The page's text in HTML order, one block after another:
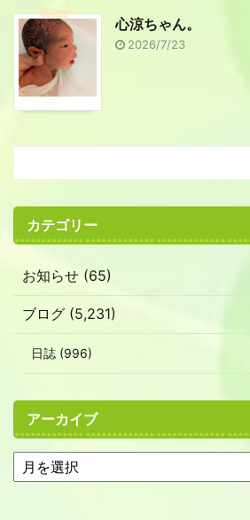
心涼ちゃん。
2026/7/23
カテゴリー
お知らせ (65)
ブログ (5,231)
日誌 (996)
アーカイブ